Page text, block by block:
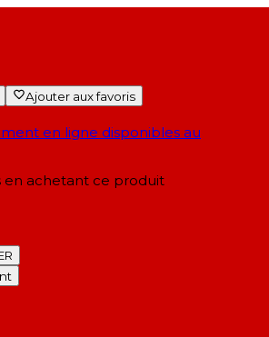
Ajouter aux favoris
en ligne disponibles au
en achetant ce produit